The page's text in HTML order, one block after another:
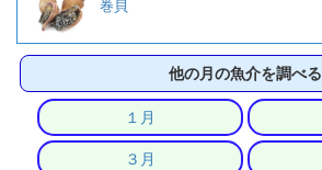
巻貝
他の月の魚介を調べる
１月
３月